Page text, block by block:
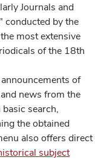
Journals and
conducted by the
most extensive
of the 18th
of
news from the
search,
the obtained
also offers direct
subject